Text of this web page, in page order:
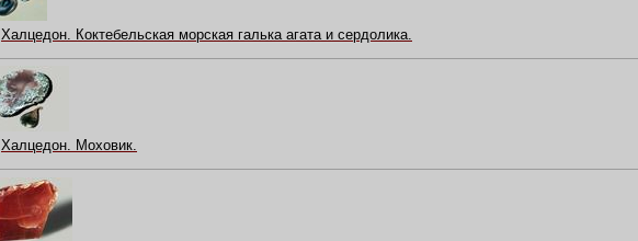
Халцедон. Коктебельская морская галька агата и сердолика.
Халцедон. Моховик.